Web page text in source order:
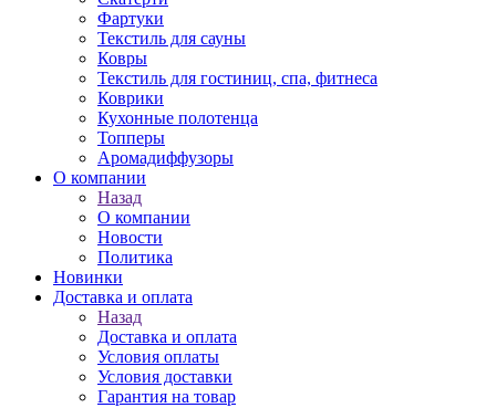
Фартуки
Текстиль для сауны
Ковры
Текстиль для гостиниц, спа, фитнеса
Коврики
Кухонные полотенца
Топперы
Аромадиффузоры
О компании
Назад
О компании
Новости
Политика
Новинки
Доставка и оплата
Назад
Доставка и оплата
Условия оплаты
Условия доставки
Гарантия на товар